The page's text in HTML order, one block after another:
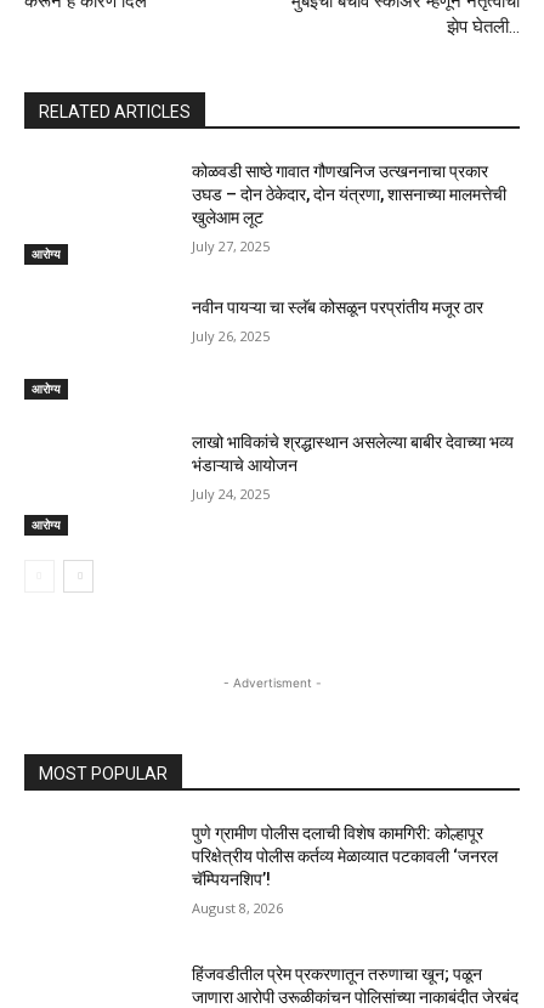
झेप घेतली…
RELATED ARTICLES
आरोग्य
कोळवडी साष्ठे गावात गौणखनिज उत्खननाचा प्रकार
उघड – दोन ठेकेदार, दोन यंत्रणा, शासनाच्या मालमत्तेची
खुलेआम लूट
July 27, 2025
आरोग्य
नवीन पायऱ्या चा स्लॅब कोसळून परप्रांतीय मजूर ठार
July 26, 2025
आरोग्य
लाखो भाविकांचे श्रद्धास्थान असलेल्या बाबीर देवाच्या भव्य
भंडाऱ्याचे आयोजन
July 24, 2025
- Advertisment -
MOST POPULAR
पुणे ग्रामीण पोलीस दलाची विशेष कामगिरी: कोल्हापूर
परिक्षेत्रीय पोलीस कर्तव्य मेळाव्यात पटकावली ‘जनरल
चॅम्पियनशिप’!
August 8, 2026
हिंजवडीतील प्रेम प्रकरणातून तरुणाचा खून; पळून
जाणारा आरोपी उरूळीकांचन पोलिसांच्या नाकाबंदीत जेरबंद